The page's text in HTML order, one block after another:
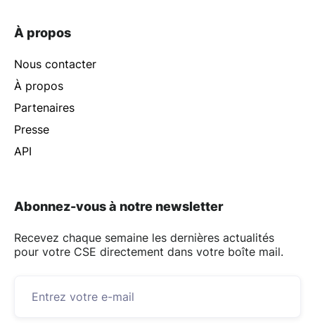
À propos
Nous contacter
À propos
Partenaires
Presse
API
Abonnez-vous à notre newsletter
Recevez chaque semaine les dernières actualités
pour votre CSE directement dans votre boîte mail.